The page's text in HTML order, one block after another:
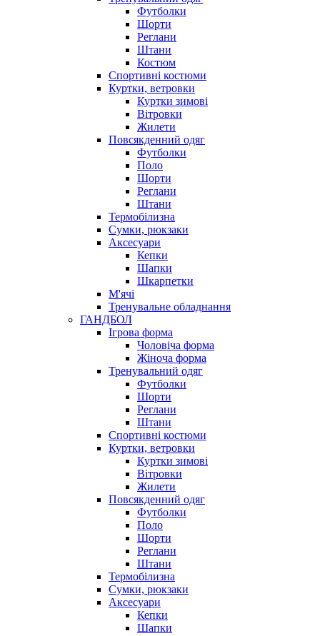
Футболки
Шорти
Реглани
Штани
Костюм
Спортивні костюми
Куртки, ветровки
Куртки зимові
Вітровки
Жилети
Повсякденний одяг
Футболки
Поло
Шорти
Реглани
Штани
Термобілизна
Сумки, рюкзаки
Аксесуари
Кепки
Шапки
Шкарпетки
М'ячі
Тренувальне обладнання
ГАНДБОЛ
Ігрова форма
Чоловіча форма
Жіноча форма
Тренувальний одяг
Футболки
Шорти
Реглани
Штани
Спортивні костюми
Куртки, ветровки
Куртки зимові
Вітровки
Жилети
Повсякденний одяг
Футболки
Поло
Шорти
Реглани
Штани
Термобілизна
Сумки, рюкзаки
Аксесуари
Кепки
Шапки